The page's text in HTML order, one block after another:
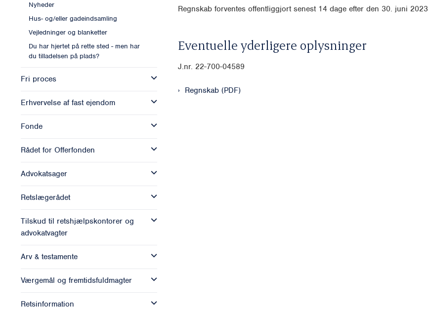
Nyheder
Hus- og/eller gadeindsamling
Vejledninger og blanketter
Du har hjertet på rette sted - men har
du tilladelsen på plads?
Fri proces
Erhvervelse af fast ejendom
Fonde
Rådet for Offerfonden
Advokatsager
Retslægerådet
Tilskud til retshjælpskontorer og
advokatvagter
Arv & testamente
Værgemål og fremtidsfuldmagter
Retsinformation
Regnskab forventes offentliggjort senest 14 dage efter den 30. juni 2023
Eventuelle yderligere oplysninger
J.nr. 22-700-04589
Regnskab (PDF)